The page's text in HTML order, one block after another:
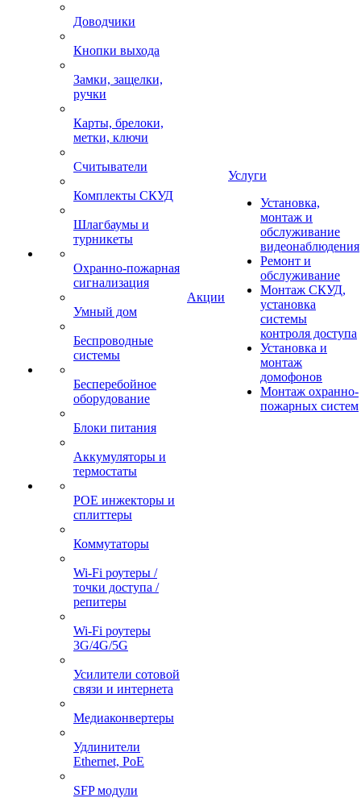
Доводчики
Кнопки выхода
Замки, защелки,
ручки
Карты, брелоки,
метки, ключи
Считыватели
Комплекты СКУД
Шлагбаумы и
турникеты
Охранно-пожарная
сигнализация
Умный дом
Беспроводные
системы
Бесперебойное
оборудование
Блоки питания
Аккумуляторы и
термостаты
POE инжекторы и
сплиттеры
Коммутаторы
Wi-Fi роутеры /
точки доступа /
репитеры
Wi-Fi роутеры
3G/4G/5G
Усилители сотовой
связи и интернета
Медиаконвертеры
Удлинители
Ethernet, PoE
SFP модули
Акции
Услуги
Установка,
монтаж и
обслуживание
видеонаблюдения
Ремонт и
обслуживание
Монтаж СКУД,
установка
системы
контроля доступа
Установка и
монтаж
домофонов
Монтаж охранно-
пожарных систем